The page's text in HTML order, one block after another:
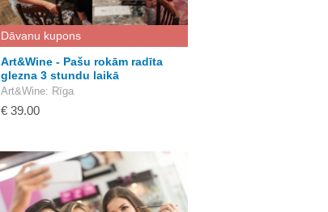
Dāvanu kupons
Art&Wine - Pašu rokām radīta
glezna 3 stundu laikā
Art&Wine: Rīga
€ 39.00